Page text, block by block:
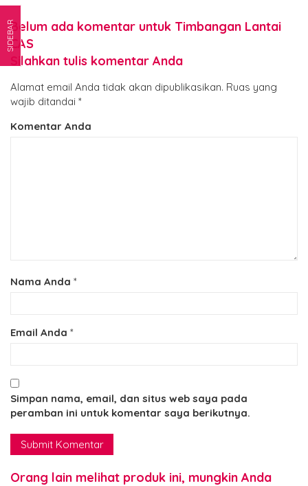
Belum ada komentar untuk Timbangan Lantai
CAS
Silahkan tulis komentar Anda
Alamat email Anda tidak akan dipublikasikan. Ruas yang
wajib ditandai *
Komentar Anda
Nama Anda *
Email Anda *
Simpan nama, email, dan situs web saya pada
peramban ini untuk komentar saya berikutnya.
Orang lain melihat produk ini, mungkin Anda
SIDEBAR